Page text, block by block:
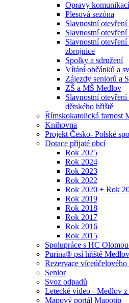
Opravy komunikací
Plesová sezóna
Slavnostní
Slavnostní
Slavnostní
zbrojnice
Spolky a sdružení
Vítání občánků a
Zájezdy seniorů a
ZŠ a MŠ Medlov
Slavnostní
dětského hřiště
Římskokatolická farnost
Knihovna
Projekt Česko- Polské
Dotace přijaté obcí
Rok 2025
Rok 2024
Rok 2023
Rok 2022
Rok 2020 + Rok
Rok 2019
Rok 2018
Rok 2017
Rok 2016
Rok 2015
Spolupráce s HC
Purina® psí hřiště Medlov
Rezervace víceúčelového
Senior
Svoz odpadů
Letecké video - Medlov z
Mapový portál Mapotip